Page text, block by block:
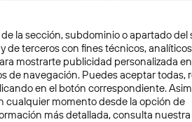
la sección, subdominio o apartado del
de terceros con fines técnicos,
mostrarte publicidad personalizada
de navegación. Puedes aceptar todas,
en el botón correspondiente.
cualquier momento desde la opción de
más detallada, consulta nuestra